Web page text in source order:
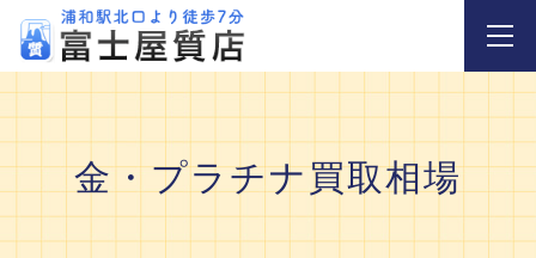
金・プラチナ買取相場